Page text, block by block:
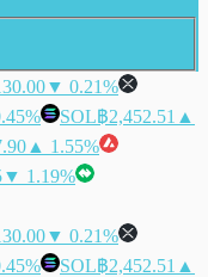
▼ 0.21%
SOL฿2,452.51 ▲
▲ 1.55%
▼ 1.19%
▼ 0.21%
SOL฿2,452.51 ▲